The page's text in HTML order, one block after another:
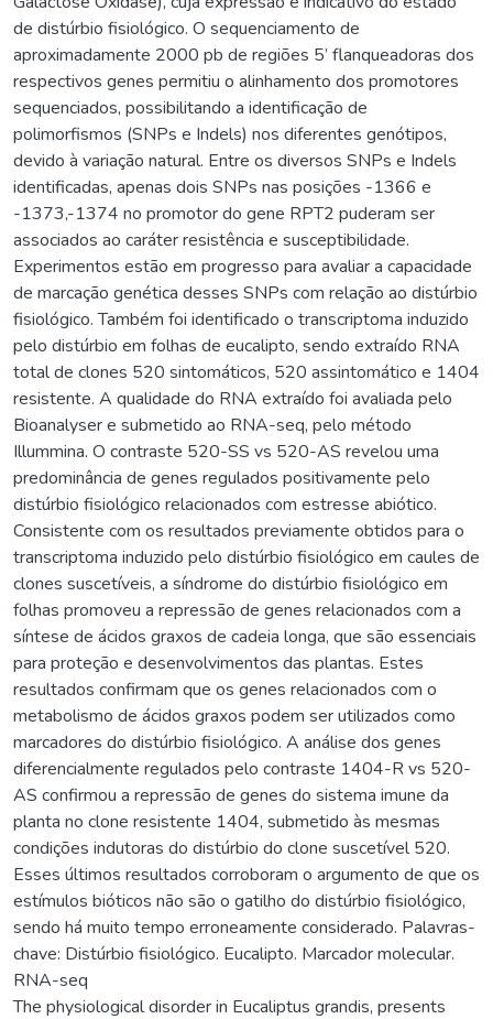
de distúrbio fisiológico. O sequenciamento de
aproximadamente 2000 pb de regiões 5’ flanqueadoras dos
respectivos genes permitiu o alinhamento dos promotores
sequenciados, possibilitando a identificação de
polimorfismos (SNPs e Indels) nos diferentes genótipos,
devido à variação natural. Entre os diversos SNPs e Indels
identificadas, apenas dois SNPs nas posições -1366 e
-1373,-1374 no promotor do gene RPT2 puderam ser
associados ao caráter resistência e susceptibilidade.
Experimentos estão em progresso para avaliar a capacidade
de marcação genética desses SNPs com relação ao distúrbio
fisiológico. Também foi identificado o transcriptoma induzido
pelo distúrbio em folhas de eucalipto, sendo extraído RNA
total de clones 520 sintomáticos, 520 assintomático e 1404
resistente. A qualidade do RNA extraído foi avaliada pelo
Bioanalyser e submetido ao RNA-seq, pelo método
Illummina. O contraste 520-SS vs 520-AS revelou uma
predominância de genes regulados positivamente pelo
distúrbio fisiológico relacionados com estresse abiótico.
Consistente com os resultados previamente obtidos para o
transcriptoma induzido pelo distúrbio fisiológico em caules de
clones suscetíveis, a síndrome do distúrbio fisiológico em
folhas promoveu a repressão de genes relacionados com a
síntese de ácidos graxos de cadeia longa, que são essenciais
para proteção e desenvolvimentos das plantas. Estes
resultados confirmam que os genes relacionados com o
metabolismo de ácidos graxos podem ser utilizados como
marcadores do distúrbio fisiológico. A análise dos genes
diferencialmente regulados pelo contraste 1404-R vs 520-
AS confirmou a repressão de genes do sistema imune da
planta no clone resistente 1404, submetido às mesmas
condições indutoras do distúrbio do clone suscetível 520.
Esses últimos resultados corroboram o argumento de que os
estímulos bióticos não são o gatilho do distúrbio fisiológico,
sendo há muito tempo erroneamente considerado. Palavras-
chave: Distúrbio fisiológico. Eucalipto. Marcador molecular.
RNA-seq
The physiological disorder in Eucaliptus grandis, presents